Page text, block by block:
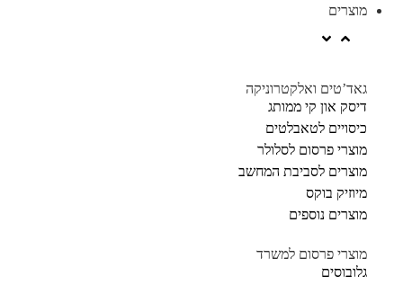
מוצרים
גאד’טים ואלקטרוניקה
דיסק און קי ממותג
כיסויים לטאבלטים
מוצרי פרסום לסלולר
מוצרים לסביבת המחשב
מיוזיק בוקס
מוצרים נוספים
מוצרי פרסום למשרד
גלובוסים